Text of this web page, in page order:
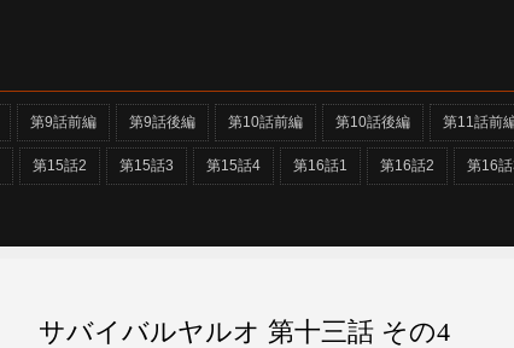
第9話前編 第9話後編 第10話前編 第10話後編 第11話前
第15話2 第15話3 第15話4 第16話1 第16話2 第16
サバイバルヤルオ 第十三話 その4